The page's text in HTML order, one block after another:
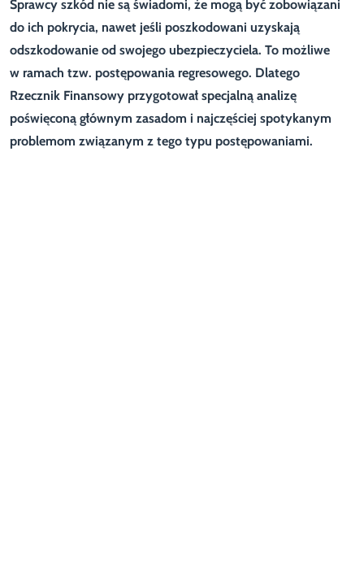
Sprawcy szkód nie są świadomi, że mogą być zobowiązani
do ich pokrycia, nawet jeśli poszkodowani uzyskają
odszkodowanie od swojego ubezpieczyciela. To możliwe
w ramach tzw. postępowania regresowego. Dlatego
Rzecznik Finansowy przygotował specjalną analizę
poświęconą głównym zasadom i najczęściej spotykanym
problemom związanym z tego typu postępowaniami.